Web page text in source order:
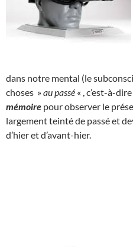
dans notre mental (le
choses »au passé « , c’est-à-
mémoire pour observer le
largement teinté de passé et
d’hier et d’avant-hier.